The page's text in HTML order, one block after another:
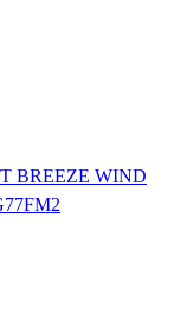
BREEZE WIND